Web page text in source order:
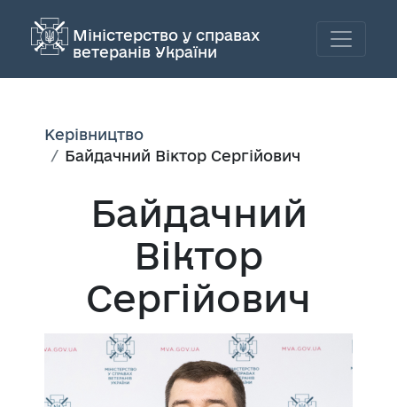
Міністерство у справах
ветеранів України
Керівництво
Байдачний Віктор Сергійович
Байдачний
Віктор
Сергійович